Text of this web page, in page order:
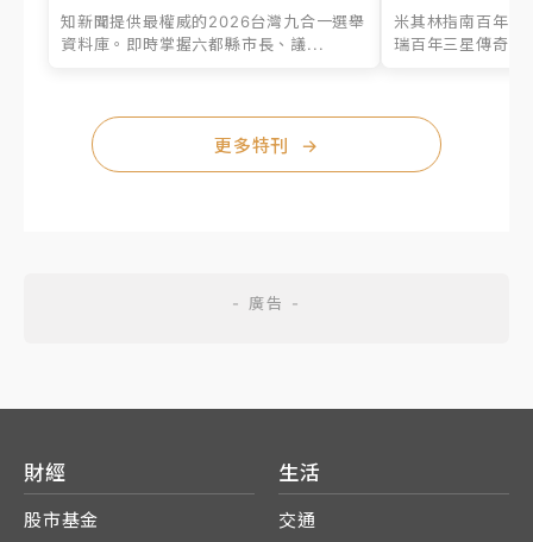
知新聞提供最權威的2026台灣九合一選舉
資料庫。即時掌握六都縣市長、議...
米其林指南百年之
瑞百年三星傳奇、
更多特刊 →
財經
股市基金
生活
交通